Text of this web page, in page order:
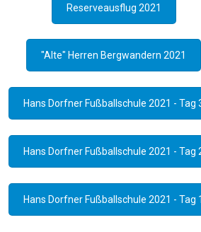
Reserveausflug 2021
"Alte" Herren Bergwandern 2021
Hans Dorfner Fußballschule 2021 - Tag
Hans Dorfner Fußballschule 2021 - Tag
Hans Dorfner Fußballschule 2021 - Tag